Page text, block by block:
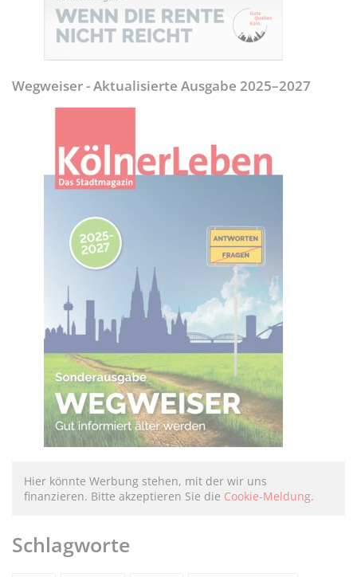
Wegweiser - Aktualisierte Ausgabe 2025–2027
Hier könnte Werbung stehen, mit der wir uns
finanzieren. Bitte akzeptieren Sie die Cookie-Meldung.
Schlagworte